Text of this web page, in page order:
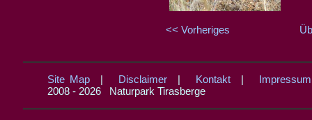
<< Vorheriges
Site Map Disclaimer Kontakt Impressum
2008 - 2026 Naturpark Tirasberge